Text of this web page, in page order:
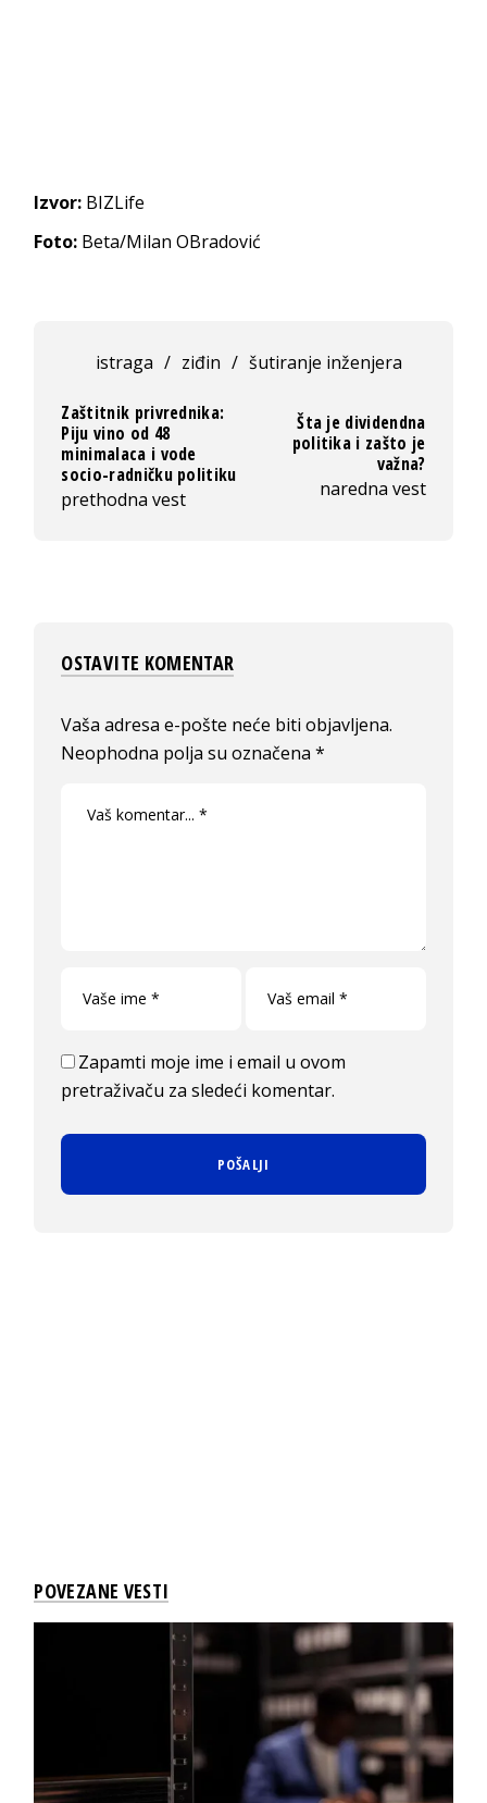
Izvor: BIZLife
Foto: Beta/Milan OBradović
istraga / ziđin / šutiranje inženjera
Zaštitnik privrednika:
Piju vino od 48
minimalaca i vode
socio-radničku politiku
prethodna vest
Šta je dividendna
politika i zašto je
važna?
naredna vest
OSTAVITE KOMENTAR
Vaša adresa e-pošte neće biti objavljena.
Neophodna polja su označena*
Zapamti moje ime i email u ovom
pretraživaču za sledeći komentar.
POVEZANE VESTI